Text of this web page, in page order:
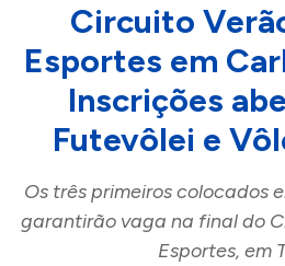
Circuito
Esportes em
Inscrições
Futevôlei e
Os três primeiros colocados
garantirão vaga na final do
Esportes, em